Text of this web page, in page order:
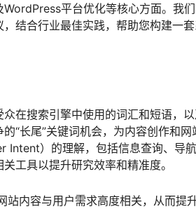
平台优化等核心方面。我
结合行业最佳实践，帮助您构建一
在搜索引擎中使用的词汇和短语，
“长尾”关键词机会，为内容创作和
Intent）的理解，包括信息查询、导
工具以提升研究效率和精准度。
站内容与用户需求高度相关，从而提